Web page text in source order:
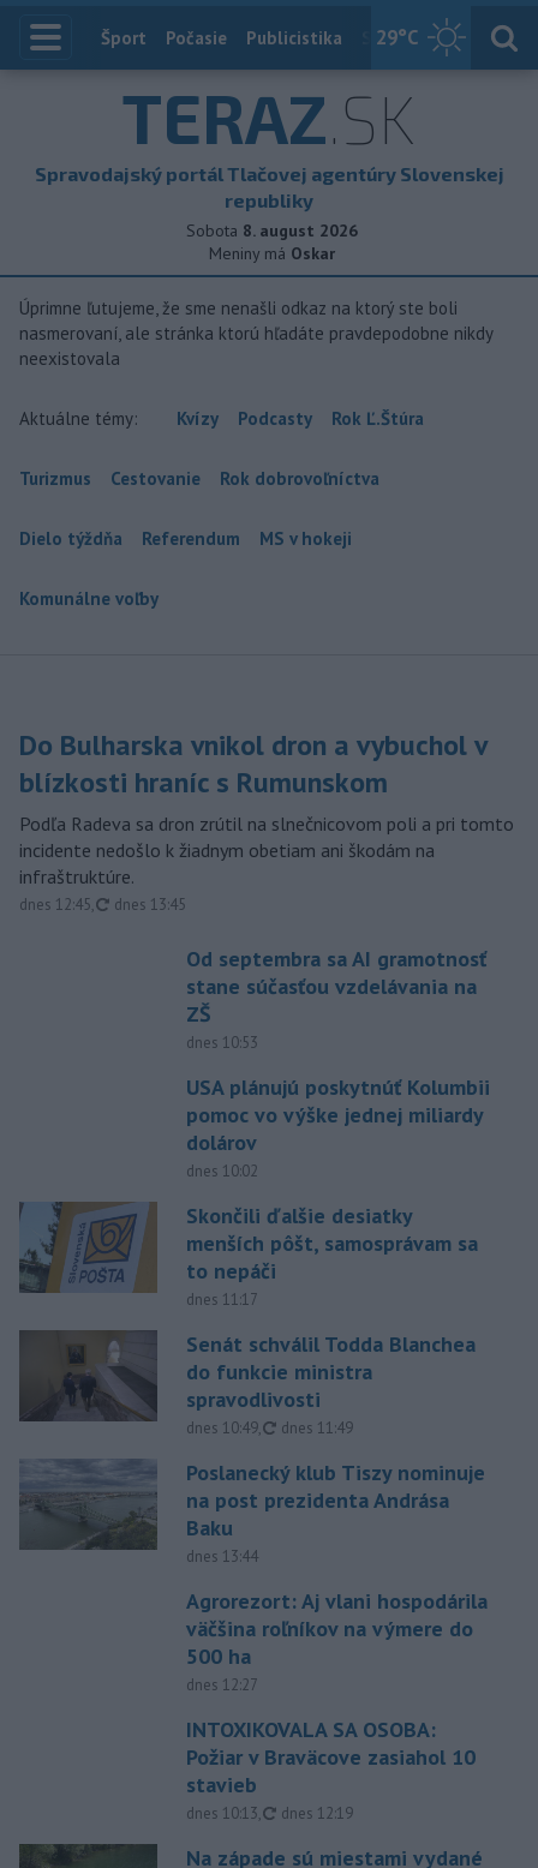
29°C
Index
Šport Počasie Publicistika Slovensko
TERAZ.SK
Spravodajský portál Tlačovej agentúry Slovenskej
republiky
Sobota 8. august 2026
Meniny má Oskar
Úprimne ľutujeme, že sme nenašli odkaz na ktorý ste boli
nasmerovaní, ale stránka ktorú hľadáte pravdepodobne nikdy
neexistovala
Aktuálne témy: Kvízy Podcasty Rok Ľ.Štúra
Turizmus Cestovanie Rok dobrovoľníctva
Dielo týždňa Referendum MS v hokeji
Komunálne voľby
Do Bulharska vnikol dron a vybuchol v
blízkosti hraníc s Rumunskom
Podľa Radeva sa dron zrútil na slnečnicovom poli a pri tomto
incidente nedošlo k žiadnym obetiam ani škodám na
infraštruktúre.
dnes 12:45, aktualizované
dnes 13:45
Od septembra sa AI gramotnosť
stane súčasťou vzdelávania na
ZŠ
dnes 10:53
USA plánujú poskytnúť Kolumbii
pomoc vo výške jednej miliardy
dolárov
dnes 10:02
Skončili ďalšie desiatky
menších pôšt, samosprávam sa
to nepáči
dnes 11:17
Senát schválil Todda Blanchea
do funkcie ministra
spravodlivosti
dnes 10:49, aktualizované
dnes 11:49
Poslanecký klub Tiszy nominuje
na post prezidenta Andrása
Baku
dnes 13:44
Agrorezort: Aj vlani hospodárila
väčšina roľníkov na výmere do
500 ha
dnes 12:27
INTOXIKOVALA SA OSOBA:
Požiar v Braväcove zasiahol 10
stavieb
dnes 10:13, aktualizované
dnes 12:19
Na západe sú miestami vydané